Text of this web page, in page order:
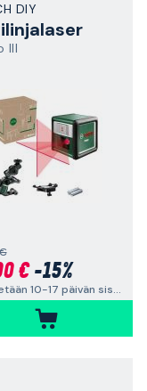
DIY
III
€-15%
Lähetetään 10-17 päivän sisällä